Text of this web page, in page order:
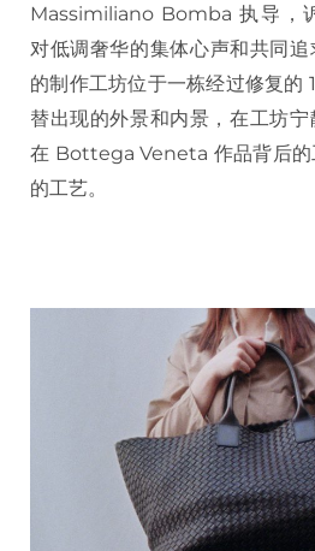
Massimiliano Bomba 执导，
对低调奢华的集体心声和共同
的制作工坊位于一栋经过修复的
替出现的外景和内景，在工坊
在 Bottega Veneta 作品背后的
的工艺。